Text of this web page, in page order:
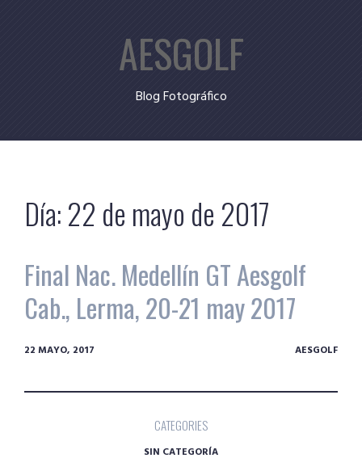
AESGOLF
Blog Fotográfico
Día:22 de mayo de 2017
Final Nac. Medellín GT Aesgolf
Cab., Lerma, 20-21 may 2017
22 MAYO, 2017 AESGOLF
CATEGORIES
SIN CATEGORÍA